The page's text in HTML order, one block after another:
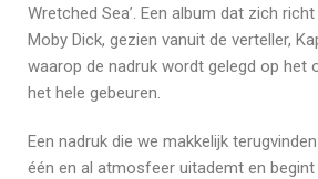
Wretched Sea’. Een album dat zich
Moby Dick, gezien vanuit de verteller,
waarop de nadruk wordt gelegd op het
het hele gebeuren.
Een nadruk die we makkelijk
één en al atmosfeer uitademt en